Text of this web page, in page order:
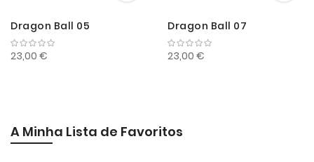
Dragon Ball 05
23,00 €
Dragon Ball 07
23,00 €
A Minha Lista de Favoritos